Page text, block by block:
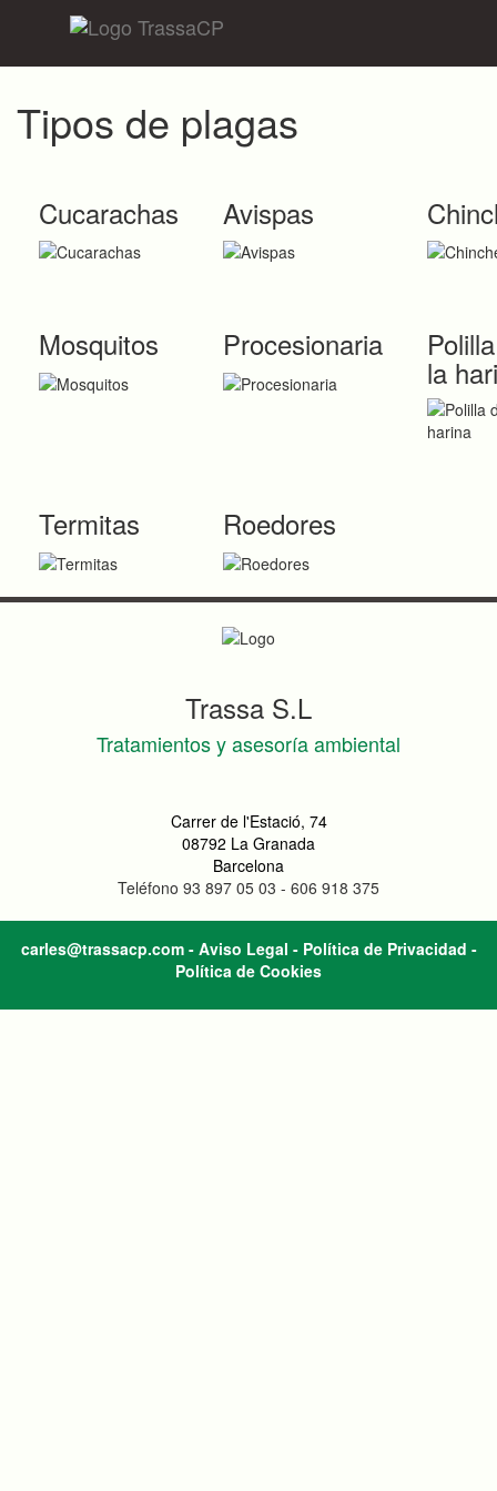
Tipos de plagas
Cucarachas Avispas
Mosquitos Procesionaria
la
Termitas Roedores
Trassa S.L
Tratamientos y asesoría ambiental
Carrer de l'Estació, 74
08792 La Granada
Barcelona
Teléfono 93 897 05 03 - 606 918 375
carles@trassacp.com- Aviso Legal - Política de Privacidad -
Política de Cookies